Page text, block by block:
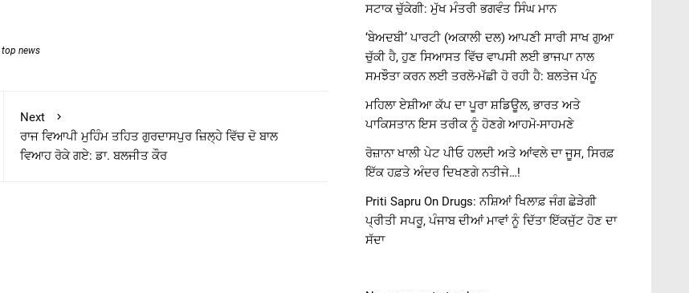
top news
Next
ਰਾਜ ਵਿਆਪੀ ਮੁਹਿੰਮ ਤਹਿਤ ਗੁਰਦਾਸਪੁਰ ਜ਼ਿਲ੍ਹੇ ਵਿੱਚ ਦੋ ਬਾਲ
ਵਿਆਹ ਰੋਕੇ ਗਏ: ਡਾ. ਬਲਜੀਤ ਕੌਰ
ਸਟਾਕ ਚੁੱਕੇਗੀ: ਮੁੱਖ ਮੰਤਰੀ ਭਗਵੰਤ ਸਿੰਘ ਮਾਨ
‘ਬੇਅਦਬੀ’ ਪਾਰਟੀ (ਅਕਾਲੀ ਦਲ) ਆਪਣੀ ਸਾਰੀ ਸਾਖ ਗੁਆ
ਚੁੱਕੀ ਹੈ, ਹੁਣ ਸਿਆਸਤ ਵਿੱਚ ਵਾਪਸੀ ਲਈ ਭਾਜਪਾ ਨਾਲ
ਸਮਝੌਤਾ ਕਰਨ ਲਈ ਤਰਲੋ-ਮੱਛੀ ਹੋ ਰਹੀ ਹੈ: ਬਲਤੇਜ ਪੰਨੂ
ਮਹਿਲਾ ਏਸ਼ੀਆ ਕੱਪ ਦਾ ਪੂਰਾ ਸ਼ਡਿਊਲ, ਭਾਰਤ ਅਤੇ
ਪਾਕਿਸਤਾਨ ਇਸ ਤਰੀਕ ਨੂੰ ਹੋਣਗੇ ਆਹਮੋ-ਸਾਹਮਣੇ
ਰੋਜ਼ਾਨਾ ਖਾਲੀ ਪੇਟ ਪੀਓ ਹਲਦੀ ਅਤੇ ਆਂਵਲੇ ਦਾ ਜੂਸ, ਸਿਰਫ਼
ਇੱਕ ਹਫ਼ਤੇ ਅੰਦਰ ਦਿਖਣਗੇ ਨਤੀਜੇ…!
Priti Sapru On Drugs: ਨਸ਼ਿਆਂ ਖਿਲਾਫ਼ ਜੰਗ ਛੇੜੇਗੀ
ਪ੍ਰੀਤੀ ਸਪਰੂ, ਪੰਜਾਬ ਦੀਆਂ ਮਾਵਾਂ ਨੂੰ ਦਿੱਤਾ ਇੱਕਜੁੱਟ ਹੋਣ ਦਾ
ਸੱਦਾ